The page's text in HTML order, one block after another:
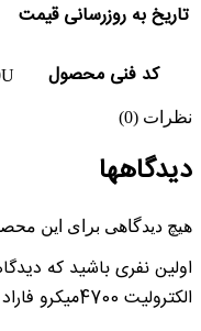
تاریخ به روزرسانی قیمت
کد فنی محصول
نظرات (0)
دیدگاهها
هیچ دیدگاهی برای این
اولین نفری باشید که
الکترولیت 4700میکرو فاراد 25 ولت”